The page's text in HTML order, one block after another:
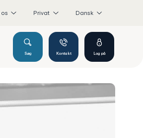
Privat Dansk
Søg Kontakt Log på